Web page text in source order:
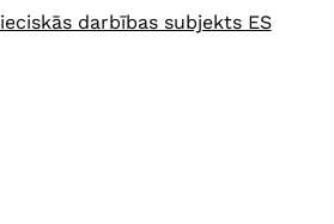
darbības subjekts ES